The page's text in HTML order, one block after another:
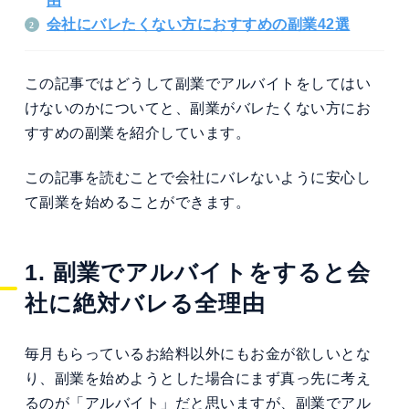
会社にバレたくない方におすすめの副業42選
この記事ではどうして副業でアルバイトをしてはい
けないのかについてと、副業がバレたくない方にお
すすめの副業を紹介しています。
この記事を読むことで会社にバレないように安心し
て副業を始めることができます。
1. 副業でアルバイトをすると会
社に絶対バレる全理由
毎月もらっているお給料以外にもお金が欲しいとな
り、副業を始めようとした場合にまず真っ先に考え
るのが「アルバイト」だと思いますが、副業でアル